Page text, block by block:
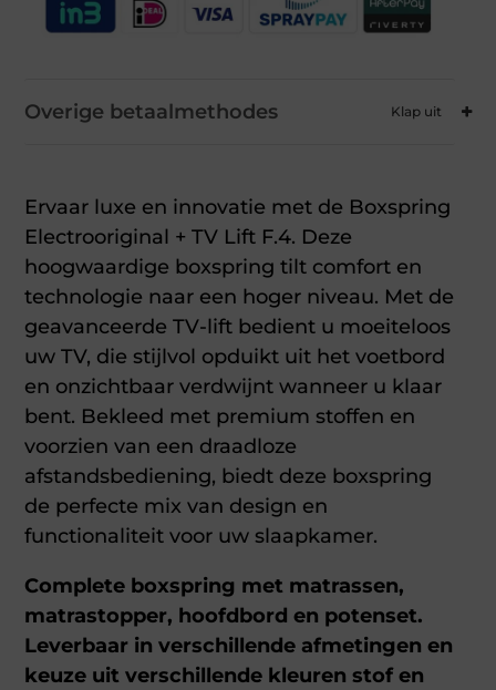
Overige betaalmethodes
Ervaar luxe en innovatie met de Boxspring
Electrooriginal + TV Lift F.4. Deze
hoogwaardige boxspring tilt comfort en
technologie naar een hoger niveau. Met de
geavanceerde TV-lift bedient u moeiteloos
uw TV, die stijlvol opduikt uit het voetbord
en onzichtbaar verdwijnt wanneer u klaar
bent. Bekleed met premium stoffen en
voorzien van een draadloze
afstandsbediening, biedt deze boxspring
de perfecte mix van design en
functionaliteit voor uw slaapkamer.
Complete boxspring met matrassen,
matrastopper, hoofdbord en potenset.
Leverbaar in verschillende afmetingen en
keuze uit verschillende kleuren stof en